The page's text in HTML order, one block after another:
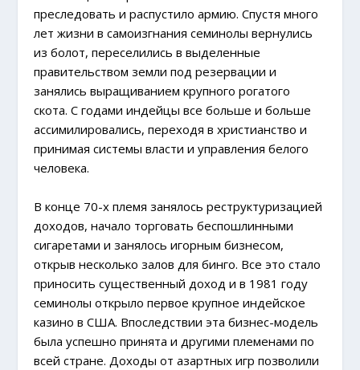
преследовать и распустило армию. Спустя много
лет жизни в самоизгнания семинолы вернулись
из болот, переселились в выделенные
правительством земли под резервации и
занялись выращиванием крупного рогатого
скота. С годами индейцы все больше и больше
ассимилировались, переходя в христианство и
принимая системы власти и управления белого
человека.
В конце 70-х племя занялось реструктуризацией
доходов, начало торговать беспошлинными
сигаретами и занялось игорным бизнесом,
открыв несколько залов для бинго. Все это стало
приносить существенный доход и в 1981 году
семинолы открыло первое крупное индейское
казино в США. Впоследствии эта бизнес-модель
была успешно принята и другими племенами по
всей стране. Доходы от азартных игр позволили